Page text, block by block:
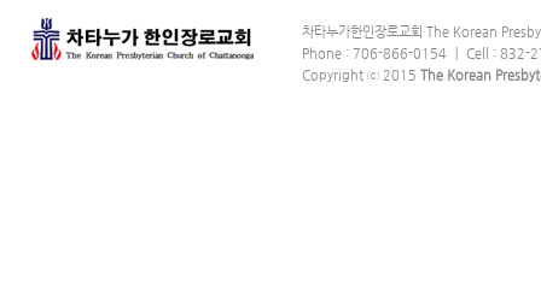
차타누가한인장로교회 The Korean
Phone : 706-866-0154 ｜ Cell : 832-
Copyright ⓒ 2015 The Korean